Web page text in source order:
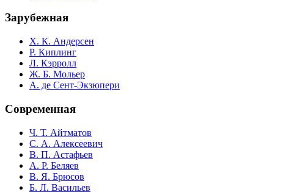
Зарубежная
Х. К. Андерсен
Р. Киплинг
Л. Кэрролл
Ж. Б. Мольер
А. де Сент-Экзюпери
Современная
Ч. Т. Айтматов
С. А. Алексеевич
В. П. Астафьев
А. Р. Беляев
В. Я. Брюсов
Б. Л. Васильев